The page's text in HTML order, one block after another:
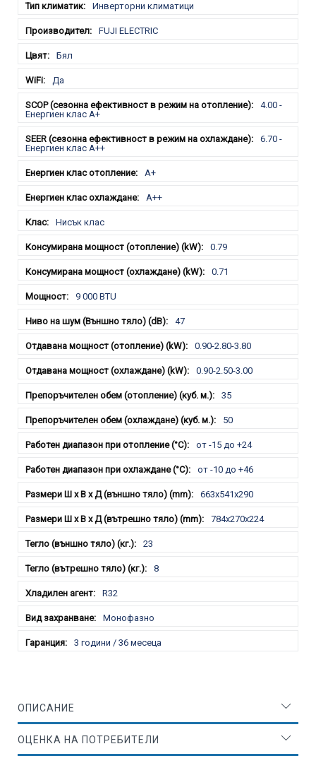
Инверторни климатици
FUJI ELECTRIC
Бял
Да
4.00 -
Енергиен клас A+
6.70 -
Енергиен клас A++
A+
A++
Нисък клас
0.79
0.71
9 000 BTU
47
0.90-2.80-3.80
0.90-2.50-3.00
35
50
от -15 до +24
от -10 до +46
663x541x290
784x270x224
23
8
R32
Монофазно
3 години / 36 месеца
ОПИСАНИЕ
ОЦЕНКА НА ПОТРЕБИТЕЛИ